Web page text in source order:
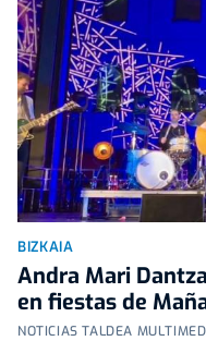
BIZKAIA
Andra Mari
en fiestas de
NOTICIAS TALDEA